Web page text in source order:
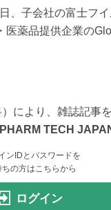
、子会社の富士フ
医薬品提供企業の
により、雑誌記事
PHARM TECH
ンIDとパスワードを
ちの方はこちらから
ログイン